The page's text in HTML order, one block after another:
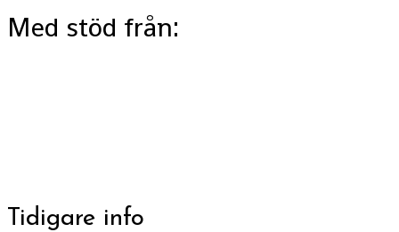
Med stöd från:
Tidigare info